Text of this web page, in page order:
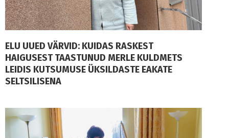
ELU UUED VÄRVID: KUIDAS RASKEST
HAIGUSEST TAASTUNUD MERLE KULDMETS
LEIDIS KUTSUMUSE ÜKSILDASTE EAKATE
SELTSILISENA